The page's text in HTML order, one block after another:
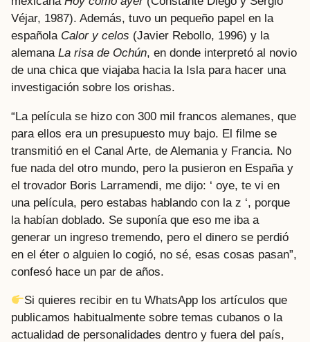
Véjar, 1987). Además, tuvo un pequeño papel en la
española Calor y celos (Javier Rebollo, 1996) y la
alemana La risa de Ochún, en donde interpretó al novio
de una chica que viajaba hacia la Isla para hacer una
investigación sobre los orishas.
“La película se hizo con 300 mil francos alemanes, que
para ellos era un presupuesto muy bajo. El filme se
transmitió en el Canal Arte, de Alemania y Francia. No
fue nada del otro mundo, pero la pusieron en España y
el trovador Boris Larramendi, me dijo: ‘ oye, te vi en
una película, pero estabas hablando con la z ‘, porque
la habían doblado. Se suponía que eso me iba a
generar un ingreso tremendo, pero el dinero se perdió
en el éter o alguien lo cogió, no sé, esas cosas pasan”,
confesó hace un par de años.
Si quieres recibir en tu WhatsApp los artículos que
publicamos habitualmente sobre temas cubanos o la
actualidad de personalidades dentro y fuera del país,